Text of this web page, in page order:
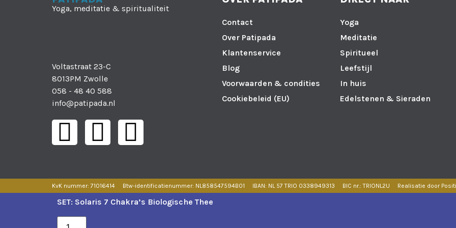
Yoga, meditatie & spiritualiteit
Voltastraat 23-C
8013PM Zwolle
058 - 48 40 588
info@patipada.nl
Contact
Over Patipada
Klantenservice
Blog
Voorwaarden & condities
Cookiebeleid (EU)
Yoga
Meditatie
Spiritueel
Leefstijl
In huis
Edelstenen & Sieraden
KvK nummer: 71016414 Btw-identificatienummer: NL858547594B01 IBAN: NL 57 TRIO 0338949313 BIC nr.: TRIONL2U Realisatie door
SET: Solaris 7 Chakra’s Biologische Thee